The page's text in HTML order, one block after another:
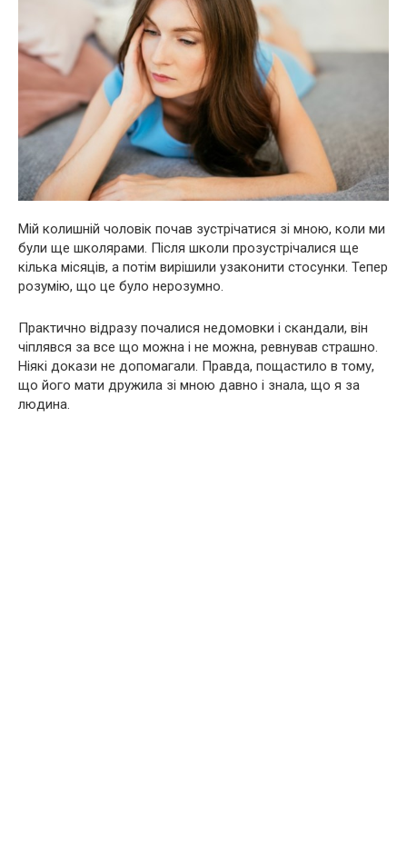
Мій колишній чоловік почав зустрічатися зі мною, коли ми
були ще школярами. Після школи прозустрічалися ще
кілька місяців, а потім вирішили узаконити стосунки. Тепер
розумію, що це було нерозумно.
Практично відразу почалися недомовки і скандали, він
чіплявся за все що можна і не можна, ревнував страшно.
Ніякі докази не допомагали. Правда, пощастило в тому,
що його мати дружила зі мною давно і знала, що я за
людина.